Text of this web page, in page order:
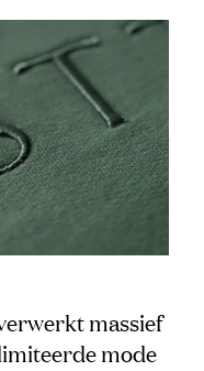
massief
mode